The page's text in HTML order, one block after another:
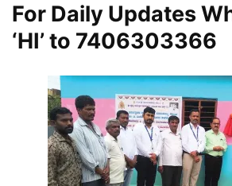
For Daily Updates
‘HI’ to 7406303366